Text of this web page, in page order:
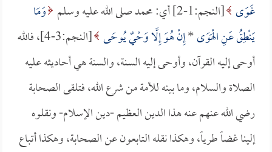
غَوَى [النجم:1-2] أي: محمد صلى الله عليه وسلم
وَمَا
يَنْطِقُ عَنِ الْهَوَى*إِنْ هُوَ إِلَّا وَحْيٌ يُوحَى
[النجم:3-4]، فالله
أوحى إليه القرآن، وأوحى إليه السنة، والسنة هي أحاديثه عليه
الصلاة والسلام، وما بينه للأمة من شرع الله، فتلقى الصحابة
رضي الله عنهم عنه هذا الدين العظيم -دين الإسلام- ونقلوه
إلينا غضاً طرياً، وهكذا نقله التابعون عن الصحابة، وهكذا أتباع